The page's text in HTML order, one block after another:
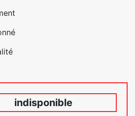
indisponible